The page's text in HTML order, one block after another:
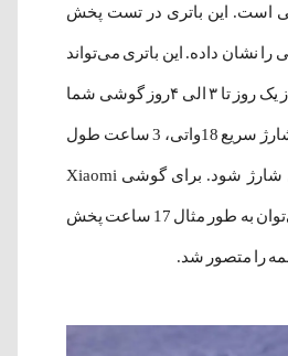
است. این باتری در تست پخش
را نشان داده. این باتری می‌تواند
بسته به نوع استفاده از یک روز تا ۳ الی ۴روز گوشی شما
را روشن نگه دارد. با شارژ سریع 18واتی، 3 ساعت طول
می‌کشد تا پوکو کامل شارژ شود. برای گوشی Xiaomi
Poco M3 PRO 5G می‌توان به طور مثال 17 ساعت پخش